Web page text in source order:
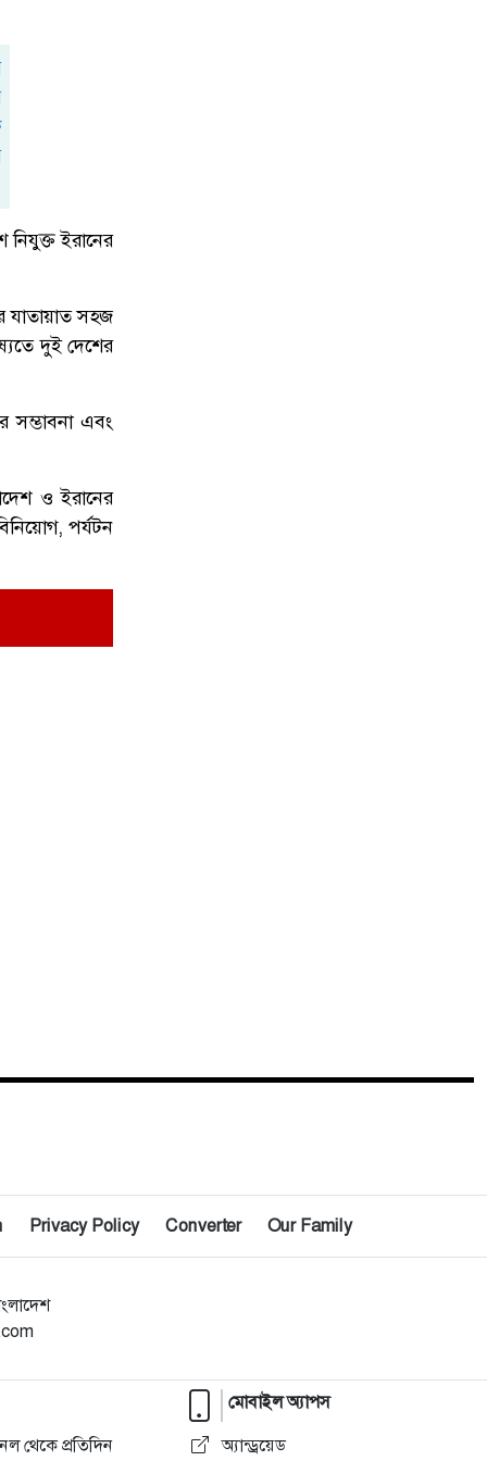
নিযুক্ত ইরানের
যাতায়াত সহজ
দুই দেশের
সম্ভাবনা এবং
ও ইরানের
পর্যটন
Privacy Policy Converter Our Family
থেকে প্রতিদিন
মোবাইল অ্যাপস
অ্যান্ড্রয়েড